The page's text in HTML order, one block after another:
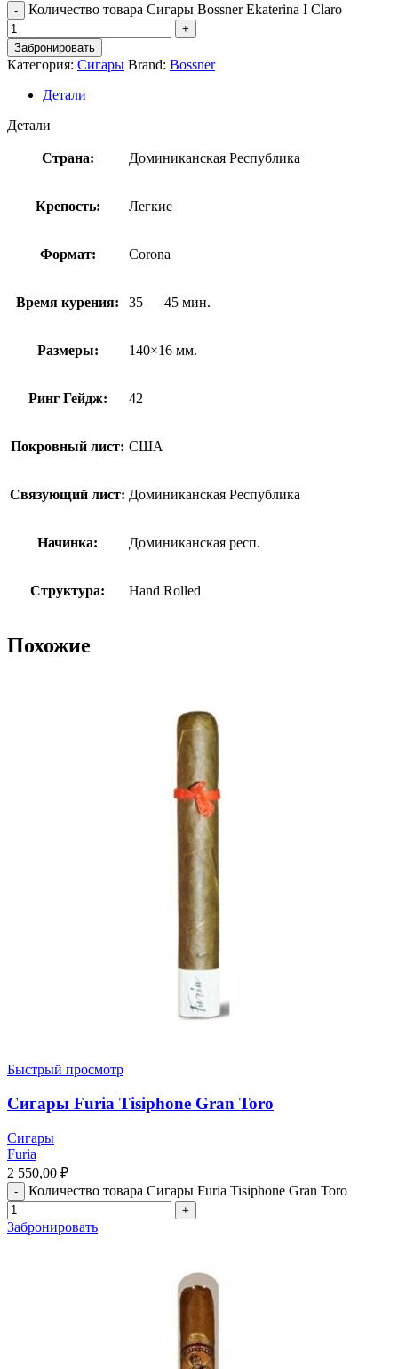
Количество товара Сигары Bossner Ekaterina I Claro
Забронировать
Категория: Сигары Brand: Bossner
Детали
Детали
Страна: Доминиканская Республика
Крепость: Легкие
Формат: Corona
Время курения: 35 — 45 мин.
Размеры: 140×16 мм.
Ринг Гейдж: 42
Покровный лист: США
Связующий лист: Доминиканская Республика
Начинка: Доминиканская респ.
Структура: Hand Rolled
Похожие
Быстрый просмотр
Сигары Furia Tisiphone Gran Toro
Сигары
Furia
2 550,00 ₽
Количество товара Сигары Furia Tisiphone Gran Toro
Забронировать